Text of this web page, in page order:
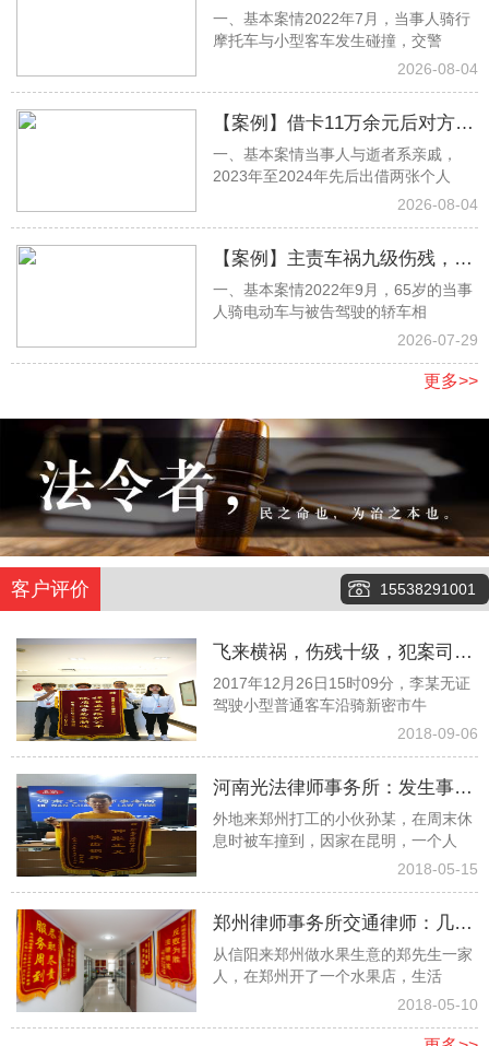
梁林静律师调解拿下12万余元赔
一、基本案情2022年7月，当事人骑行
摩托车与小型客车发生碰撞，交警
2026-08-04
【案例】借卡11万余元后对方离
世遭家属拒还，杨思淼律师取证
一、基本案情当事人与逝者系亲戚，
2023年至2024年先后出借两张个人
2026-08-04
【案例】主责车祸九级伤残，张
明月律师当庭抗辩，足额获赔17
一、基本案情2022年9月，65岁的当事
人骑电动车与被告驾驶的轿车相
2026-07-29
更多>>
客户评价 15538291001
飞来横祸，伤残十级，犯案司机
又险逃逸，看看律师团队如何齐
心协力争取１６万元赔偿款
2017年12月26日15时09分，李某无证
驾驶小型普通客车沿骑新密市牛
2018-09-06
河南光法律师事务所：发生事故
孤苦无依委托白爱敏律师终获赔
外地来郑州打工的小伙孙某，在周末休
息时被车撞到，因家在昆明，一个人
2018-05-15
郑州律师事务所交通律师：几经
波折幸遇光法律师终获高额赔偿
从信阳来郑州做水果生意的郑先生一家
人，在郑州开了一个水果店，生活
2018-05-10